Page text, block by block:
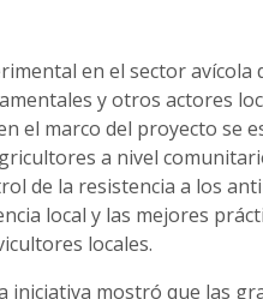
en el sector
y otros actores
el marco del proyecto se
a nivel
de la resistencia a los
local y las mejores
locales.
iniciativa mostró que las